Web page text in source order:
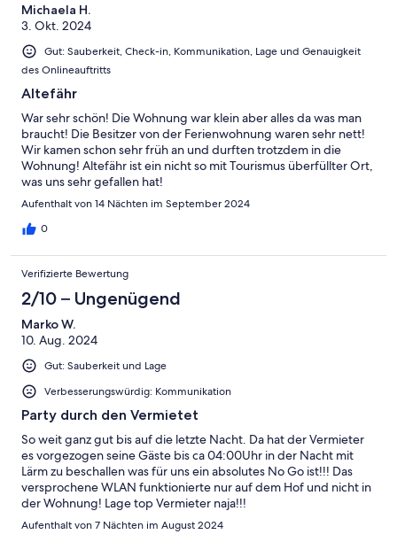
Michaela H.
3. Okt. 2024
Gut: Sauberkeit, Check-in, Kommunikation, Lage und Genauigkeit
des Onlineauftritts
Altefähr
War sehr schön! Die Wohnung war klein aber alles da was man
braucht! Die Besitzer von der Ferienwohnung waren sehr nett!
Wir kamen schon sehr früh an und durften trotzdem in die
Wohnung! Altefähr ist ein nicht so mit Tourismus überfüllter Ort,
was uns sehr gefallen hat!
Aufenthalt von 14 Nächten im September 2024
0
Verifizierte Bewertung
2/10 – Ungenügend
Marko W.
10. Aug. 2024
Gut: Sauberkeit und Lage
Verbesserungswürdig: Kommunikation
Party durch den Vermietet
So weit ganz gut bis auf die letzte Nacht. Da hat der Vermieter
es vorgezogen seine Gäste bis ca 04:00Uhr in der Nacht mit
Lärm zu beschallen was für uns ein absolutes No Go ist!!! Das
versprochene WLAN funktionierte nur auf dem Hof und nicht in
der Wohnung! Lage top Vermieter naja!!!
Aufenthalt von 7 Nächten im August 2024